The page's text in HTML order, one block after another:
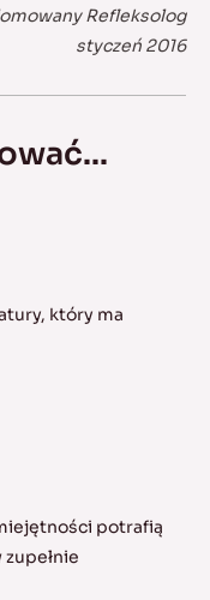
Refleksolog
styczeń 2016
który ma
potrafią